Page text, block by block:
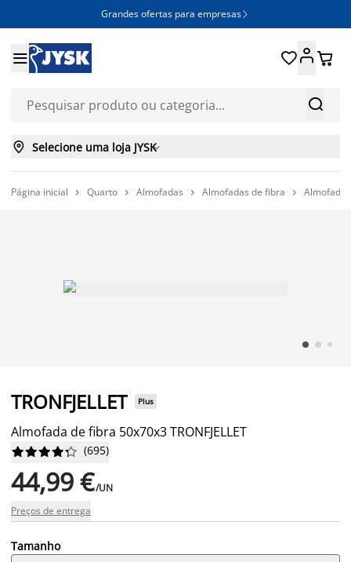
Grandes ofertas para empresas 


 
 Selecione uma loja JYSK
Página inicial  Quarto  Almofadas  Almofadas de fibra  Almofada
TRONFJELLET Plus
Almofada de fibra 50x70x3 TRONFJELLET





 (695)
44,99 €/UN
Preços de entrega
Tamanho